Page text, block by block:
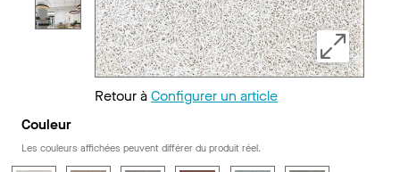
Retour àConfigurer un article
Couleur
Les couleurs affichées peuvent différer du produit réel.